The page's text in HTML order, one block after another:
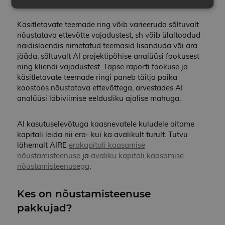
Käsitletavate teemade ring võib varieeruda sõltuvalt
nõustatava ettevõtte vajadustest, sh võib ülaltoodud
näidisloendis nimetatud teemasid lisanduda või ära
jääda, sõltuvalt AI projektipõhise analüüsi fookusest
ning kliendi vajadustest. Täpse raporti fookuse ja
käsitletavate teemade ringi paneb täitja paika
koostöös nõustatava ettevõttega, arvestades AI
analüüsi läbiviimise eeldusliku ajalise mahuga.
AI kasutuselevõtuga kaasnevatele kuludele aitame
kapitali leida nii era- kui ka avalikult turult. Tutvu
lähemalt AIRE erakapitali kaasamise
nõustamisteenuseja avaliku kapitali kaasamise
nõustamisteenusega.
Kes on nõustamisteenuse
pakkujad?
Hädavajalikud küpsised
Jõudlusküpsised
Reklaamküpsised
Funktsionaalsed küpsised
Klassifitseerimata küpsised
Hädavajalikud küpsised tagavad veebisaidi
põhifunktsioonide, nagu kasutajanimi ja
kontohaldus, toimimise. Veebisaiti ei ole võimalik
ilma hädavajalike küpsisteta kasutada.
NIMI
DOMEEN
AEGUMINE
VISITOR_PRIVACY_METADATA
YouTube
.youtube.com
5 kuud 4